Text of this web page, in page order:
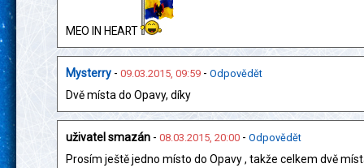
MEO IN HEART
Mysterry - 09.03.2015, 09:59 - Odpovědět
Dvě místa do Opavy, díky
uživatel smazán - 08.03.2015, 20:00 - Odpovědět
Prosím ještě jedno místo do Opavy , takže celkem dvě